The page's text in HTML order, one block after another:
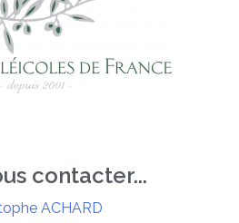
contacter...
ACHARD